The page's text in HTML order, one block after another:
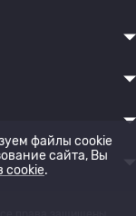
файлы cookie
сайта, Вы
cookie.